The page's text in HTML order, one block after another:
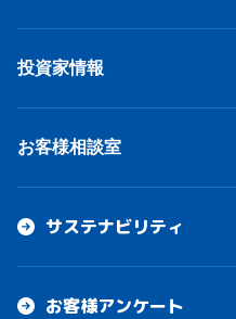
投資家情報
お客様相談室
サステナビリティ
お客様アンケート